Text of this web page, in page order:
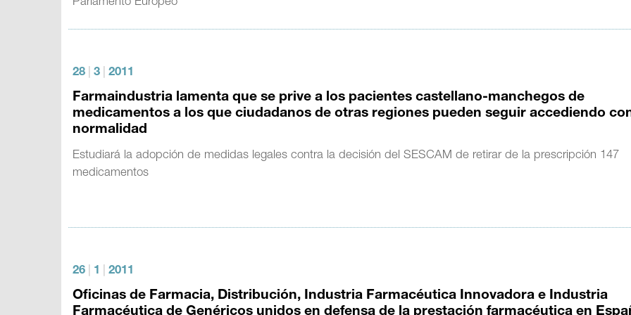
Parlamento Europeo
28 3 2011
Farmaindustria lamenta que se prive a los pacientes castellano-manchegos de
medicamentos a los que ciudadanos de otras regiones pueden seguir accediendo
normalidad
Estudiará la adopción de medidas legales contra la decisión del SESCAM de retirar de la prescripción 147
medicamentos
26 1 2011
Oficinas de Farmacia, Distribución, Industria Farmacéutica Innovadora e Industria
Farmacéutica de Genéricos unidos en defensa de la prestación farmacéutica en